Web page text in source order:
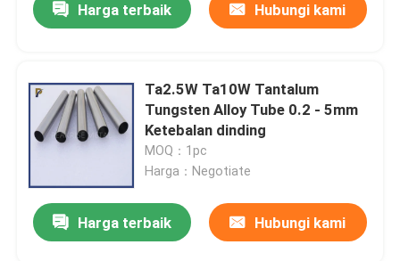
Harga terbaik Hubungi kami
Ta2.5W Ta10W Tantalum
Tungsten Alloy Tube 0.2 - 5mm
Ketebalan dinding
MOQ：1pc
Harga：Negotiate
Harga terbaik Hubungi kami